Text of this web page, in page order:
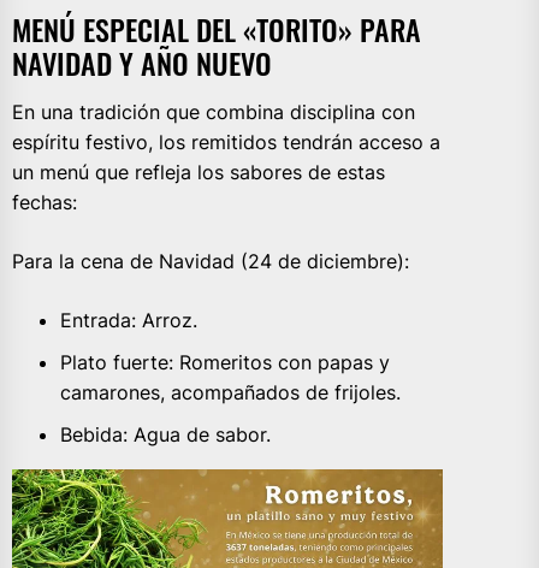
MENÚ ESPECIAL DEL «TORITO» PARA
NAVIDAD Y AÑO NUEVO
En una tradición que combina disciplina con
espíritu festivo, los remitidos tendrán acceso a
un menú que refleja los sabores de estas
fechas:
Para la cena de Navidad (24 de diciembre):
Entrada: Arroz.
Plato fuerte: Romeritos con papas y
camarones, acompañados de frijoles.
Bebida: Agua de sabor.